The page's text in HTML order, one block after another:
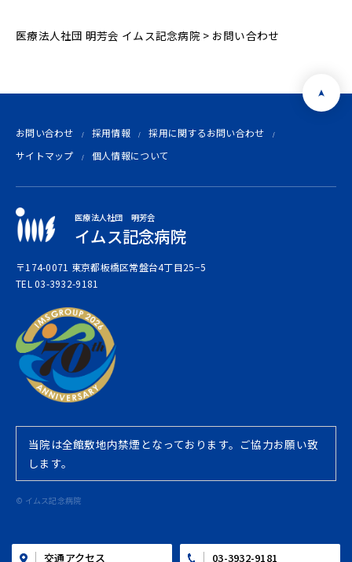
交通アクセス 03-3932-9181
医療法人社団 明芳会 イムス記念病院 > お問い合わせ
お問い合わせ 採用情報
採用に関するお問い合わせ
サイトマップ
個人情報について
医療法人社団 明芳会
イムス記念病院
〒174-0071 東京都板橋区常盤台4丁目25−5
TEL 03-3932-9181
当院は全館敷地内禁煙となっております。ご協力お願い致
します。
© イムス記念病院